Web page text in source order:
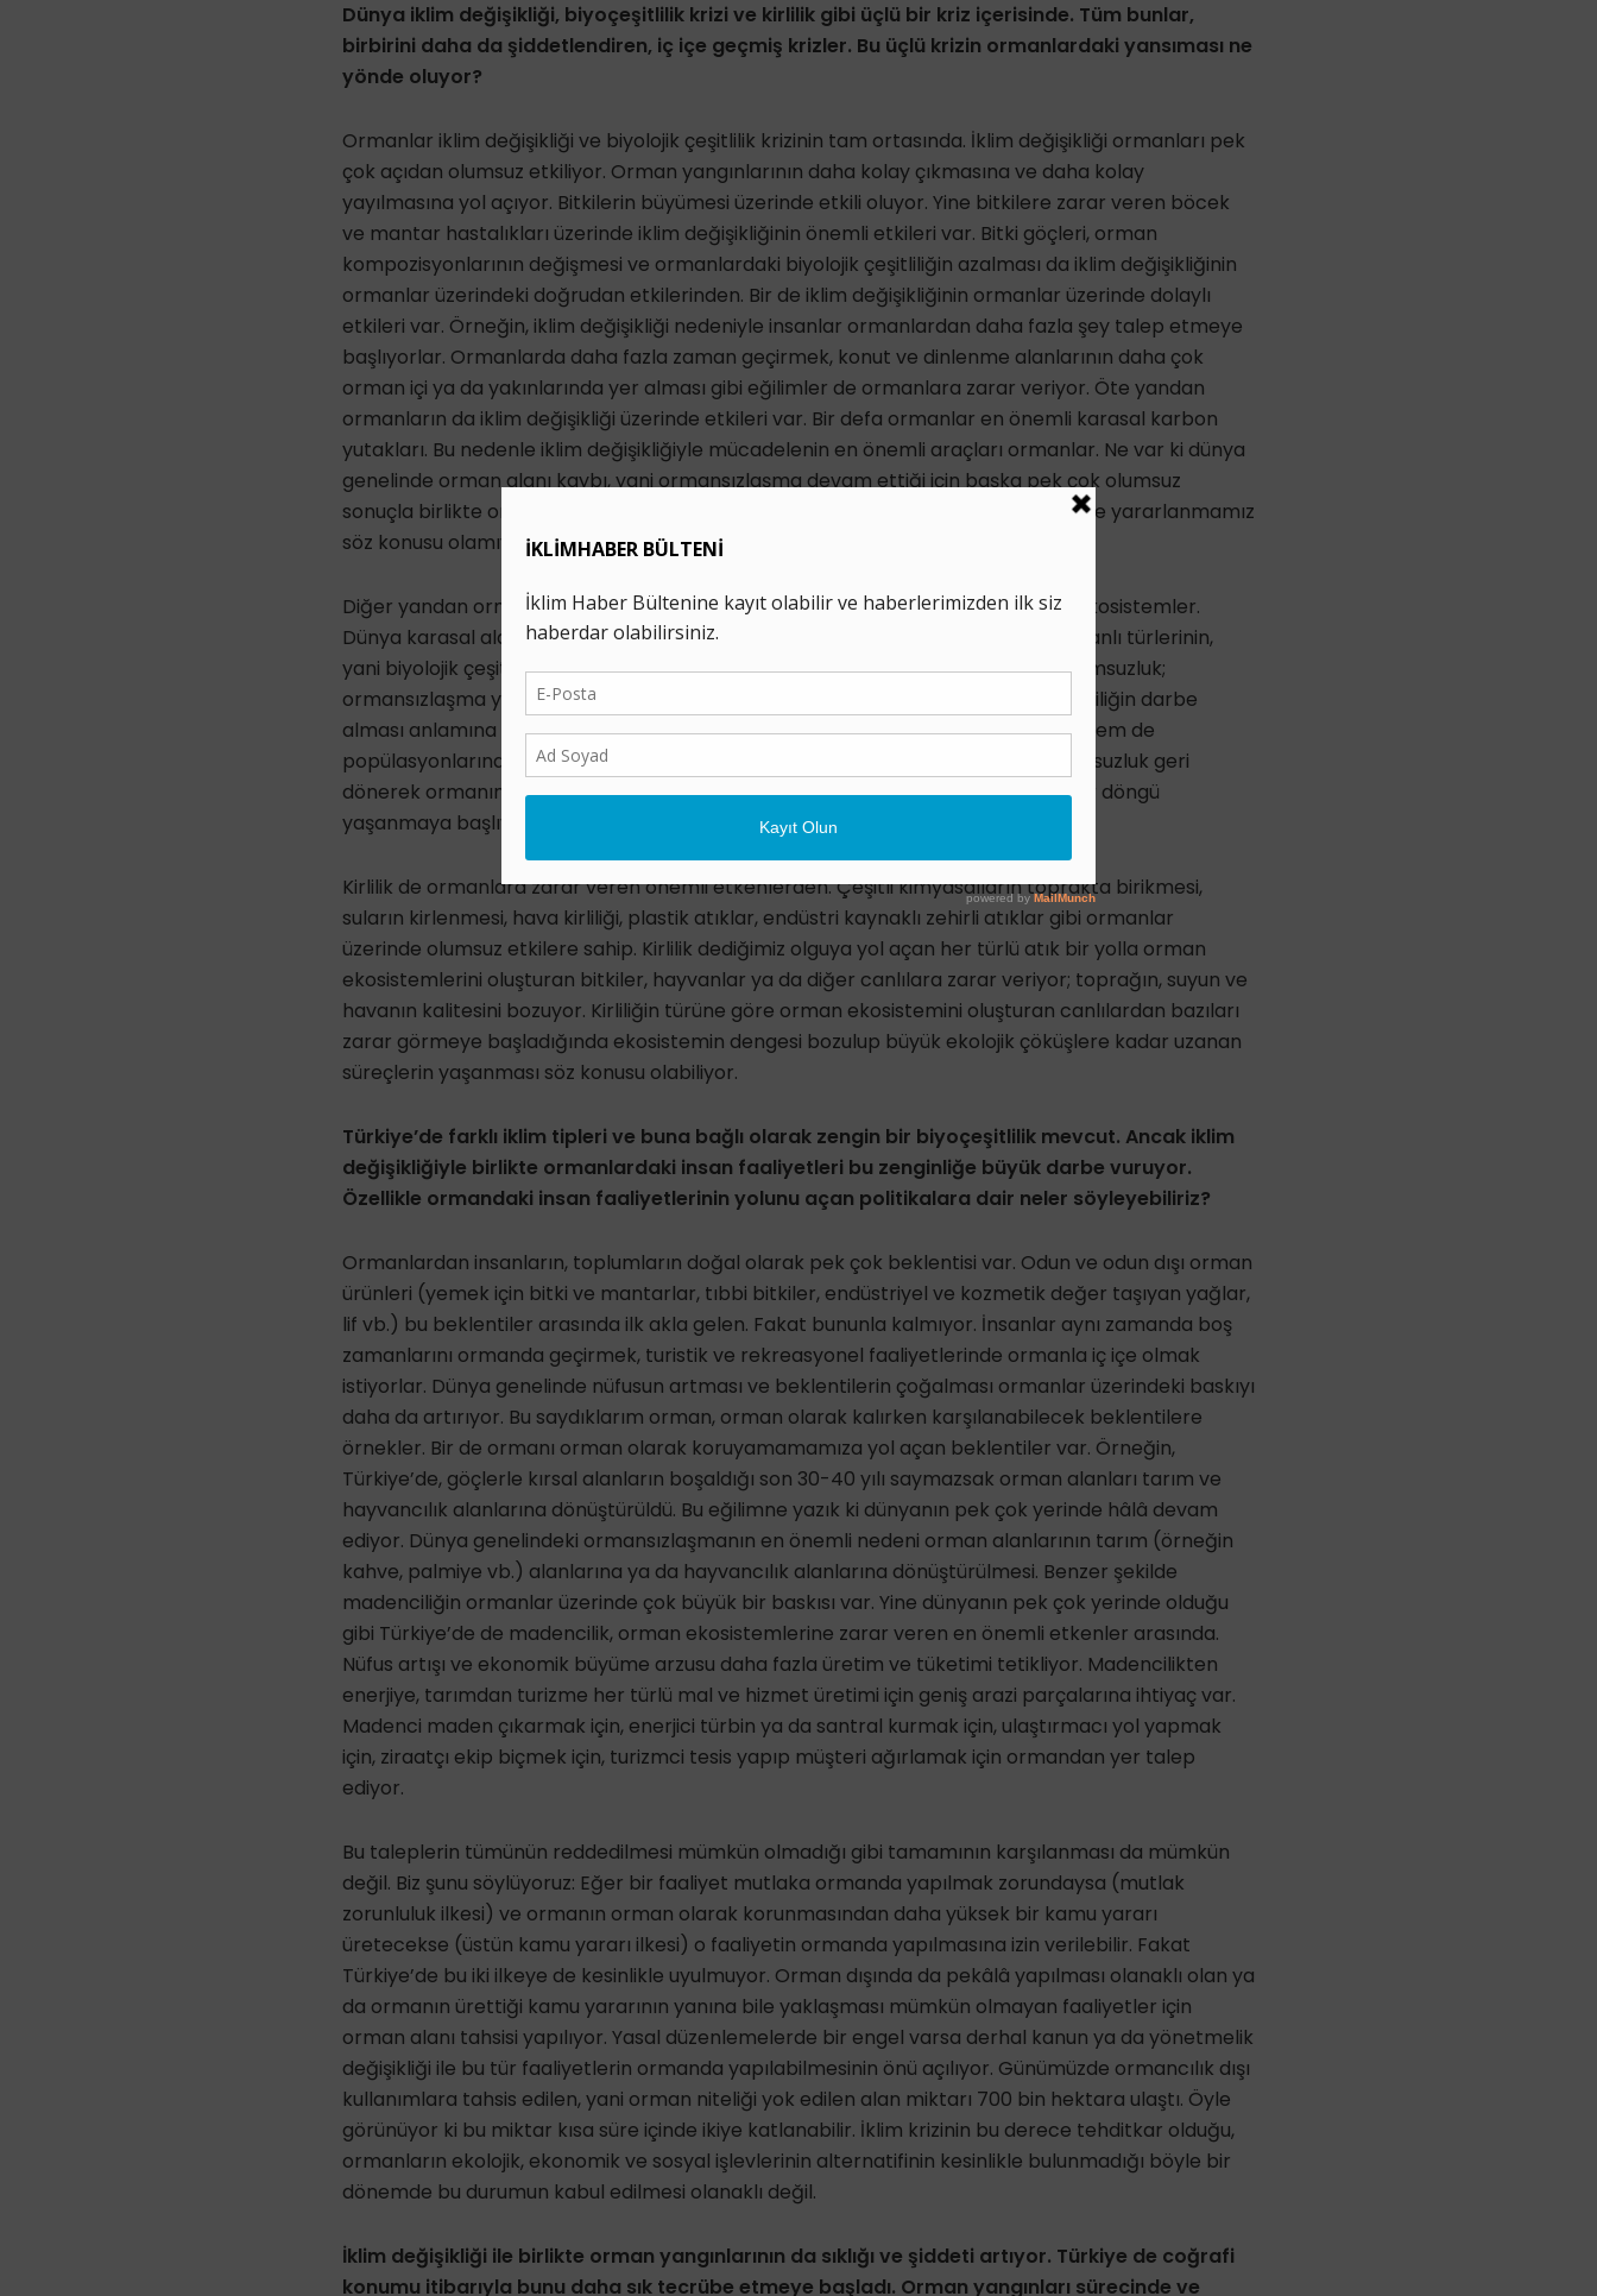
Dünya iklim değişikliği, biyoçeşitlilik krizi ve kirlilik gibi üçlü bir kriz içerisinde. Tüm bunlar,
birbirini daha da şiddetlendiren, iç içe geçmiş krizler. Bu üçlü krizin ormanlardaki yansıması ne
yönde oluyor?
Ormanlar iklim değişikliği ve biyolojik çeşitlilik krizinin tam ortasında. İklim değişikliği ormanları pek
çok açıdan olumsuz etkiliyor. Orman yangınlarının daha kolay çıkmasına ve daha kolay
yayılmasına yol açıyor. Bitkilerin büyümesi üzerinde etkili oluyor. Yine bitkilere zarar veren böcek
ve mantar hastalıkları üzerinde iklim değişikliğinin önemli etkileri var. Bitki göçleri, orman
kompozisyonlarının değişmesi ve ormanlardaki biyolojik çeşitliliğin azalması da iklim değişikliğinin
ormanlar üzerindeki doğrudan etkilerinden. Bir de iklim değişikliğinin ormanlar üzerinde dolaylı
etkileri var. Örneğin, iklim değişikliği nedeniyle insanlar ormanlardan daha fazla şey talep etmeye
başlıyorlar. Ormanlarda daha fazla zaman geçirmek, konut ve dinlenme alanlarının daha çok
orman içi ya da yakınlarında yer alması gibi eğilimler de ormanlara zarar veriyor. Öte yandan
ormanların da iklim değişikliği üzerinde etkileri var. Bir defa ormanlar en önemli karasal karbon
yutakları. Bu nedenle iklim değişikliğiyle mücadelenin en önemli araçları ormanlar. Ne var ki dünya
genelinde orman alanı kaybı, yani ormansızlaşma devam ettiği için başka pek çok olumsuz
sonuçla birlikte ormanlardan iklim değişikliğiyle mücadele konusunda da yeterince yararlanmamız
söz konusu olamıyor.
Diğer yandan ormanlar karasal biyolojik çeşitliliğe ev sahipliği yapan en önemli ekosistemler.
Dünya karasal alanlarının yalnızca %30’u ormanlarla kaplı olmasına karşın tüm canlı türlerinin,
yani biyolojik çeşitliliğin %80’i ormanlarda bulunuyor. Ormanlarla ilgili her türlü olumsuzluk;
ormansızlaşma ya da orman alanlarının niteliklerinin zarar görmesi biyolojik çeşitliliğin darbe
alması anlamına geliyor. Ormanlar zarar gördükçe hem canlı türlerinin çeşitliliği hem de
popülasyonlarında azalma meydana geliyor. Biyolojik çeşitlilikte yaşanan bu olumsuzluk geri
dönerek ormanın yapısını olumsuz etkiliyor ve kırılması mümkün olmayan bir kısır döngü
yaşanmaya başlıyor.
Kirlilik de ormanlara zarar veren önemli etkenlerden. Çeşitli kimyasalların toprakta birikmesi,
suların kirlenmesi, hava kirliliği, plastik atıklar, endüstri kaynaklı zehirli atıklar gibi ormanlar
üzerinde olumsuz etkilere sahip. Kirlilik dediğimiz olguya yol açan her türlü atık bir yolla orman
ekosistemlerini oluşturan bitkiler, hayvanlar ya da diğer canlılara zarar veriyor; toprağın, suyun ve
havanın kalitesini bozuyor. Kirliliğin türüne göre orman ekosistemini oluşturan canlılardan bazıları
zarar görmeye başladığında ekosistemin dengesi bozulup büyük ekolojik çöküşlere kadar uzanan
süreçlerin yaşanması söz konusu olabiliyor.
Türkiye’de farklı iklim tipleri ve buna bağlı olarak zengin bir biyoçeşitlilik mevcut. Ancak iklim
değişikliğiyle birlikte ormanlardaki insan faaliyetleri bu zenginliğe büyük darbe vuruyor.
Özellikle ormandaki insan faaliyetlerinin yolunu açan politikalara dair neler söyleyebiliriz?
Ormanlardan insanların, toplumların doğal olarak pek çok beklentisi var. Odun ve odun dışı orman
ürünleri (yemek için bitki ve mantarlar, tıbbi bitkiler, endüstriyel ve kozmetik değer taşıyan yağlar,
lif vb.) bu beklentiler arasında ilk akla gelen. Fakat bununla kalmıyor. İnsanlar aynı zamanda boş
zamanlarını ormanda geçirmek, turistik ve rekreasyonel faaliyetlerinde ormanla iç içe olmak
istiyorlar. Dünya genelinde nüfusun artması ve beklentilerin çoğalması ormanlar üzerindeki baskıyı
daha da artırıyor. Bu saydıklarım orman, orman olarak kalırken karşılanabilecek beklentilere
örnekler. Bir de ormanı orman olarak koruyamamamıza yol açan beklentiler var. Örneğin,
Türkiye’de, göçlerle kırsal alanların boşaldığı son 30-40 yılı saymazsak orman alanları tarım ve
hayvancılık alanlarına dönüştürüldü. Bu eğilimne yazık ki dünyanın pek çok yerinde hâlâ devam
ediyor. Dünya genelindeki ormansızlaşmanın en önemli nedeni orman alanlarının tarım (örneğin
kahve, palmiye vb.) alanlarına ya da hayvancılık alanlarına dönüştürülmesi. Benzer şekilde
madenciliğin ormanlar üzerinde çok büyük bir baskısı var. Yine dünyanın pek çok yerinde olduğu
gibi Türkiye’de de madencilik, orman ekosistemlerine zarar veren en önemli etkenler arasında.
Nüfus artışı ve ekonomik büyüme arzusu daha fazla üretim ve tüketimi tetikliyor. Madencilikten
enerjiye, tarımdan turizme her türlü mal ve hizmet üretimi için geniş arazi parçalarına ihtiyaç var.
Madenci maden çıkarmak için, enerjici türbin ya da santral kurmak için, ulaştırmacı yol yapmak
için, ziraatçı ekip biçmek için, turizmci tesis yapıp müşteri ağırlamak için ormandan yer talep
ediyor.
Bu taleplerin tümünün reddedilmesi mümkün olmadığı gibi tamamının karşılanması da mümkün
değil. Biz şunu söylüyoruz: Eğer bir faaliyet mutlaka ormanda yapılmak zorundaysa (mutlak
zorunluluk ilkesi) ve ormanın orman olarak korunmasından daha yüksek bir kamu yararı
üretecekse (üstün kamu yararı ilkesi) o faaliyetin ormanda yapılmasına izin verilebilir. Fakat
Türkiye’de bu iki ilkeye de kesinlikle uyulmuyor. Orman dışında da pekâlâ yapılması olanaklı olan ya
da ormanın ürettiği kamu yararının yanına bile yaklaşması mümkün olmayan faaliyetler için
orman alanı tahsisi yapılıyor. Yasal düzenlemelerde bir engel varsa derhal kanun ya da yönetmelik
değişikliği ile bu tür faaliyetlerin ormanda yapılabilmesinin önü açılıyor. Günümüzde ormancılık dışı
kullanımlara tahsis edilen, yani orman niteliği yok edilen alan miktarı 700 bin hektara ulaştı. Öyle
görünüyor ki bu miktar kısa süre içinde ikiye katlanabilir. İklim krizinin bu derece tehditkar olduğu,
ormanların ekolojik, ekonomik ve sosyal işlevlerinin alternatifinin kesinlikle bulunmadığı böyle bir
dönemde bu durumun kabul edilmesi olanaklı değil.
İklim değişikliği ile birlikte orman yangınlarının da sıklığı ve şiddeti artıyor. Türkiye de coğrafi
konumu itibarıyla bunu daha sık tecrübe etmeye başladı. Orman yangınları sürecinde ve